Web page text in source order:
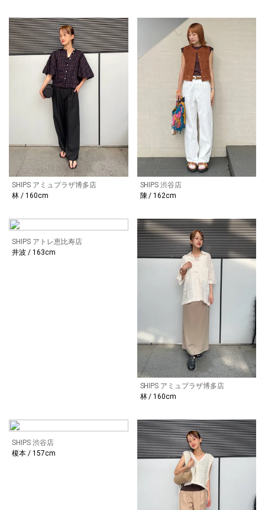
SHIPS アミュプラザ博多店
林 / 160cm
SHIPS 渋谷店
陳 / 162cm
SHIPS アトレ恵比寿店
井波 / 163cm
SHIPS アミュプラザ博多店
林 / 160cm
SHIPS 渋谷店
榎本 / 157cm